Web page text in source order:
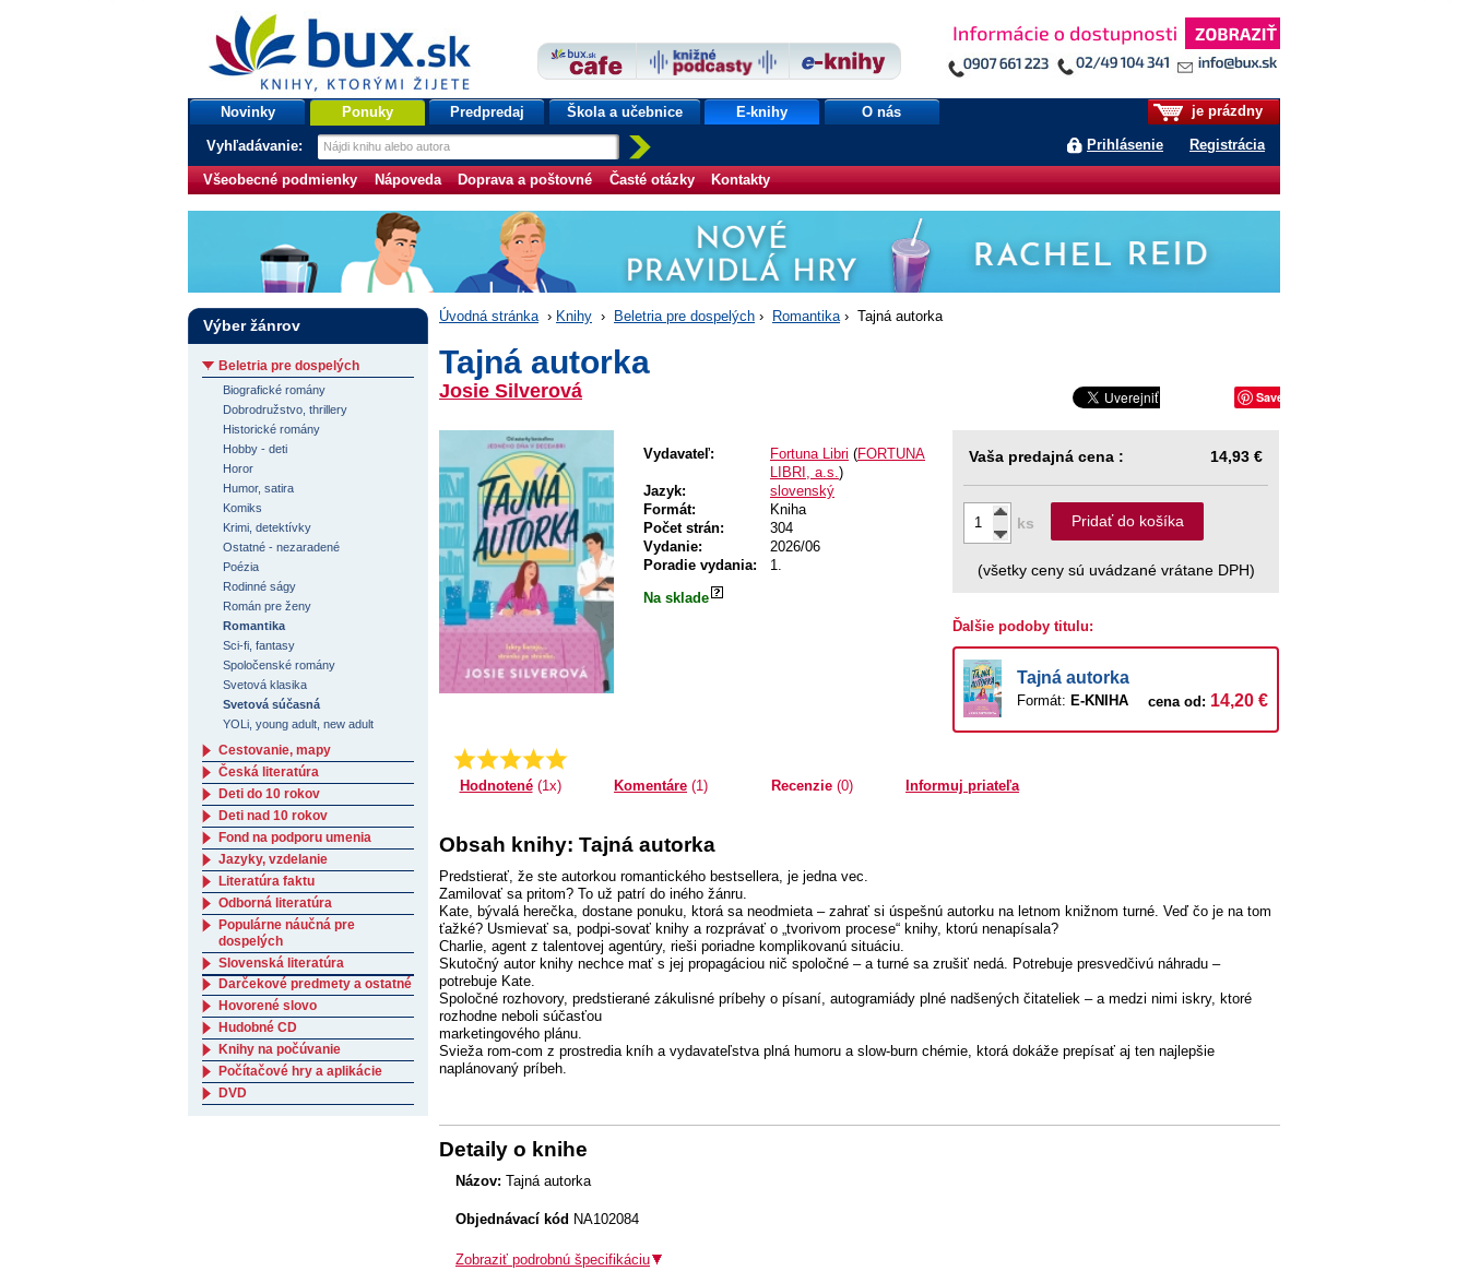
bux.sk
knihy, ktorými žijete
Úvodná stránka
je prázdny
Prihlásenie Registrácia
Novinky Ponuky Predpredaj Škola a učebnice E-knihy O nás
Vyhľadávanie:
Všeobecné podmienky Nápoveda Doprava a poštovné Časté otázky Kontakty
Úvodná stránka › Knihy › Beletria pre dospelých › Romantika› Tajná autorka
Tajná autorka
Josie Silverová Save
Vydavateľ: Fortuna Libri (FORTUNA
LIBRI, a.s.)
Jazyk:
slovenský
Formát:
Kniha
Počet strán:
304
Vydanie:
2026/06
Poradie vydania:
1.
Na sklade
Vaša predajná cena : 14,93 €
ks Pridať do košíka
(všetky ceny sú uvádzané vrátane DPH)
Ďalšie podoby titulu:
Tajná autorka
Formát: E-KNIHA cena od: 14,20 €
Priemer:
5.0
Hodnotené(1x) Komentáre (1) Recenzie(0) Informuj priateľa
Obsah knihy: Tajná autorka
Predstierať, že ste autorkou romantického bestsellera, je jedna vec.
Zamilovať sa pritom? To už patrí do iného žánru.
Kate, bývalá herečka, dostane ponuku, ktorá sa neodmieta – zahrať si úspešnú autorku na letnom knižnom turné. Veď čo je na tom
ťažké? Usmievať sa, podpi-sovať knihy a rozprávať o „tvorivom procese“ knihy, ktorú nenapísala?
Charlie, agent z talentovej agentúry, rieši poriadne komplikovanú situáciu.
Skutočný autor knihy nechce mať s jej propagáciou nič spoločné – a turné sa zrušiť nedá. Potrebuje presvedčivú náhradu –
potrebuje Kate.
Spoločné rozhovory, predstierané zákulisné príbehy o písaní, autogramiády plné nadšených čitateliek – a medzi nimi iskry, ktoré
rozhodne neboli súčasťou
marketingového plánu.
Svieža rom-com z prostredia kníh a vydavateľstva plná humoru a slow-burn chémie, ktorá dokáže prepísať aj ten najlepšie
naplánovaný príbeh.
Detaily o knihe
Názov: Tajná autorka
Objednávací kód NA102084
Zobraziť podrobnú špecifikáciu
Výber žánrov
Beletria pre dospelých
Biografické romány
Dobrodružstvo, thrillery
Historické romány
Hobby - deti
Horor
Humor, satira
Komiks
Krimi, detektívky
Ostatné - nezaradené
Poézia
Rodinné ságy
Román pre ženy
Romantika
Sci-fi, fantasy
Spoločenské romány
Svetová klasika
Svetová súčasná
YOLi, young adult, new adult
Cestovanie, mapy
Česká literatúra
Deti do 10 rokov
Deti nad 10 rokov
Fond na podporu umenia
Jazyky, vzdelanie
Literatúra faktu
Odborná literatúra
Populárne náučná pre
dospelých
Slovenská literatúra
Darčekové predmety a ostatné
Hovorené slovo
Hudobné CD
Knihy na počúvanie
Počítačové hry a aplikácie
DVD